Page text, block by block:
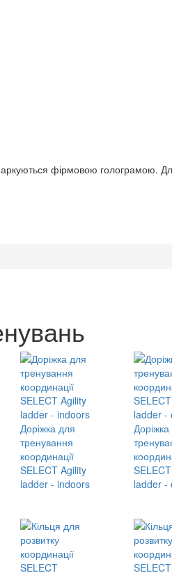
фірмовою голограмою.
Доріжка для
тренування
координації
SELECT Agility
ladder - indoors
ladder -